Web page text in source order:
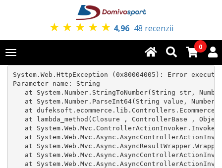
★ ★ ★ ★ ★ 4,96 48 recenzii
Toggle
navigation
0
System.Web.HttpException (0x80004005): Error
Parameter name: String
at System.Number.StringToNumber(String str,
at System.Number.ParseInt64(String value,
at
at lambda_method(Closure , ControllerBase ,
at
at
at
at
at